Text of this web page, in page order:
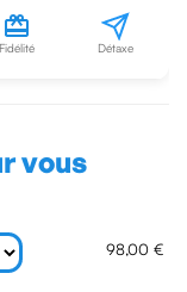
Fidélité Détaxe
vous
98,00 €